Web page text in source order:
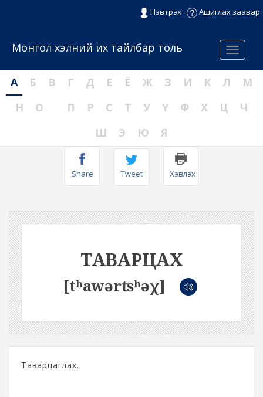
Нэвтрэх Ашиглах заавар
Menu
Монгол хэлний их тайлбар толь
А Б В Г Д Е Ё Ж З И К Л
М
Н
О П Р С Т У Ү Ф Х Ц
Ч
Ш
Э Ю Я
Share Tweet Хэвлэх
ТАВАРЦАХ
[tʰawərʦʰəχ]
Таварцаглах.